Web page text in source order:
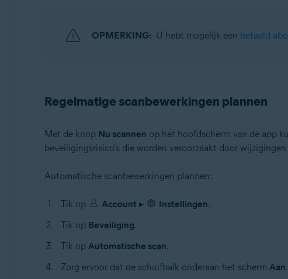
OPMERKING: U hebt mogelijk een betaald
Regelmatige scanbewerkingen plannen
Met de knop Nu scannen op het hoofdscherm van de app
beveiligingsrisico's die worden veroorzaakt door
Automatische scanbewerkingen plannen:
Tik op Account ▸ Instellingen.
Tik op Beveiliging.
Tik op Automatische scan.
Zorg ervoor dat de schuifbalk onderaan het scherm Aan